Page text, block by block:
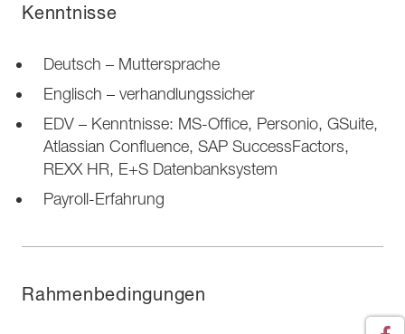
Kenntnisse
Deutsch – Muttersprache
Englisch – verhandlungssicher
EDV – Kenntnisse: MS-Office, Personio, GSuite,
Atlassian Confluence, SAP SuccessFactors,
REXX HR, E+S Datenbanksystem
Payroll-Erfahrung
Rahmenbedingungen